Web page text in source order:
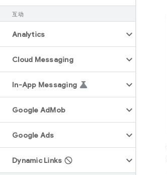
互动
Analytics
Cloud Messaging
In-App Messaging
Google AdMob
Google Ads
Dynamic Links